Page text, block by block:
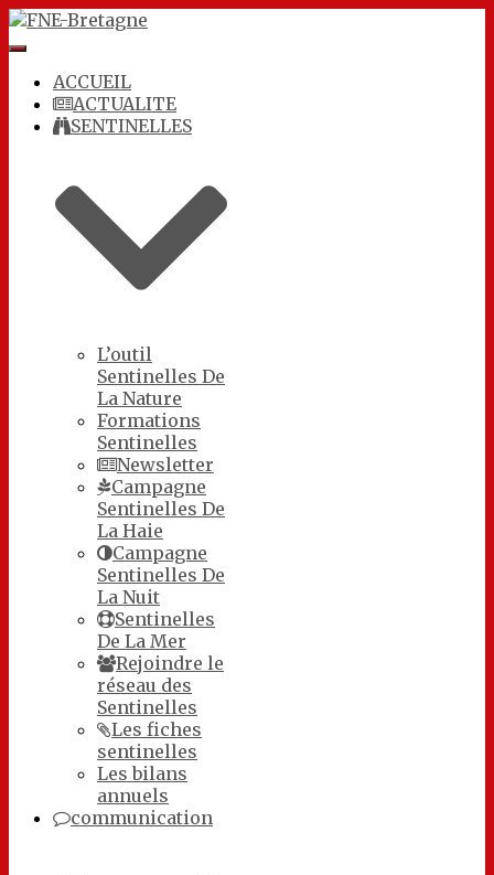
Toggle
NavigationACCUEIL
ACTUALITE
SENTINELLES
L’outil
Sentinelles De
La Nature
Formations
Sentinelles
Newsletter
Campagne
Sentinelles De
La Haie
Campagne
Sentinelles De
La Nuit
Sentinelles
De La Mer
Rejoindre le
réseau des
Sentinelles
Les fiches
sentinelles
Les bilans
annuels
communication